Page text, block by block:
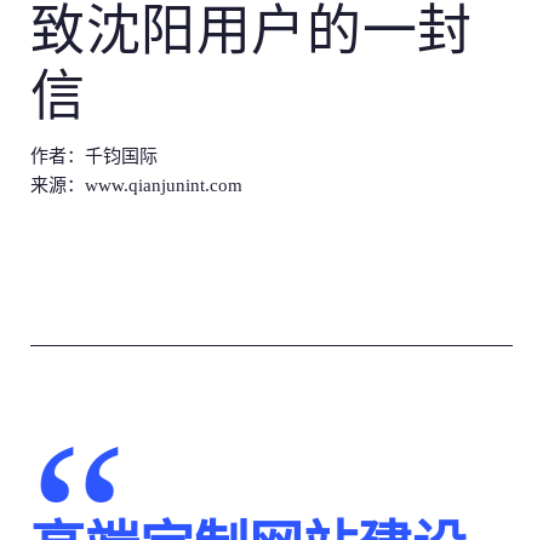
致沈阳用户的一封
信
作者：千钧国际
来源： www.qianjunint.com